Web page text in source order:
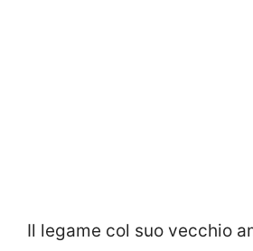
Il legame col suo vecchio